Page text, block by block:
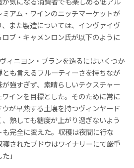
アム・ワインのニッチマーケットが
また製造については、インヴァイヴ
ブ・キャメンロン氏が以下のように
ィニヨン・ブランを造るにはいくつか
も言えるフルーティーさを持ちなが
強すぎず、素晴らしいテクスチャー
インを目標とした。そのために常に
が早熟する土壌を持つヴィンヤード
熟しても糖度が上がり過ぎないよう
完全に変えた。収穫は夜間に行な
されたブドウはワイナリーにて厳重
」